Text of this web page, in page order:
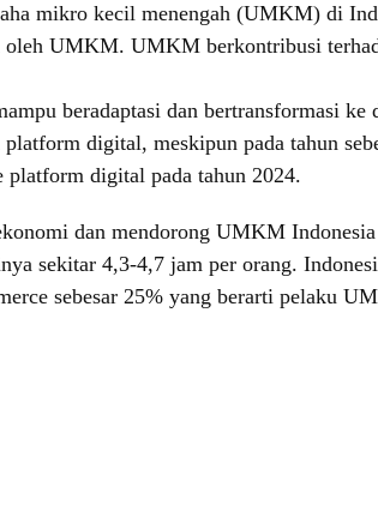
mikro kecil menengah (UMKM) di
UMKM. UMKM berkontribusi
beradaptasi dan bertransformasi
digital, meskipun pada tahun
digital pada tahun 2024.
dan mendorong UMKM
sekitar 4,3-4,7 jam per orang.
sebesar 25% yang berarti pelaku